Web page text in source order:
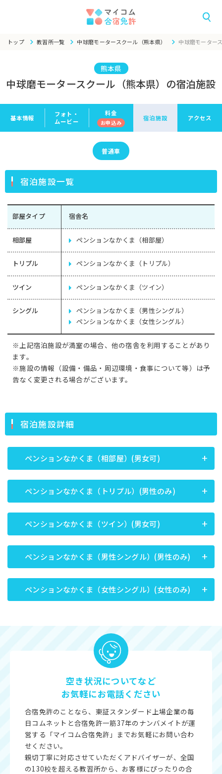
トップ 教習所一覧 中球磨モータースクール（熊本県） 中球磨モーター
熊本県
中球磨モータースクール（熊本県）の宿泊施設
基本情報
フォト・
ムービー
料金
お申込み
宿泊施設 アクセス
普通車
宿泊施設一覧
部屋タイプ 宿舎名
相部屋 ペンションなかくま（相部屋）
トリプル ペンションなかくま（トリプル）
ツイン ペンションなかくま（ツイン）
シングル
ペンションなかくま（男性シングル）
ペンションなかくま（女性シングル）
※上記宿泊施設が満室の場合、他の宿舎を利用することがあり
ます。
※施設の情報（設備・備品・周辺環境・食事について等）は予
告なく変更される場合がございます。
宿泊施設詳細
ペンションなかくま（相部屋）(男女可)
ペンションなかくま（トリプル）(男性のみ)
ペンションなかくま（ツイン）(男女可)
ペンションなかくま（男性シングル）(男性のみ)
ペンションなかくま（女性シングル）(女性のみ)
空き状況についてなど
お気軽にお電話ください
合宿免許のことなら、東証スタンダード上場企業の毎
日コムネットと合宿免許一筋37年のナンバメイトが運
営する「マイコム合宿免許」までお気軽にお問い合わ
せください。
親切丁寧に対応させていただくアドバイザーが、全国
の130校を超える教習所から、お客様にぴったりの合